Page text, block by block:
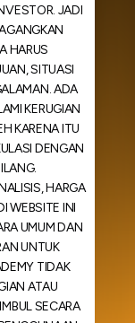
JADI
HARUS
SITUASI
ADA
KERUGIAN
KARENA ITU
DENGAN
HARGA
WEBSITE INI
UMUM DAN
UNTUK
TIDAK
ATAU
SECARA